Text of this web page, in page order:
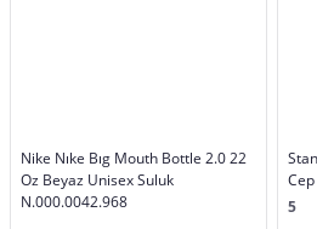
Nike Nıke Bıg Mouth Bottle 2.0 22
Oz Beyaz Unisex Suluk
N.000.0042.968
5